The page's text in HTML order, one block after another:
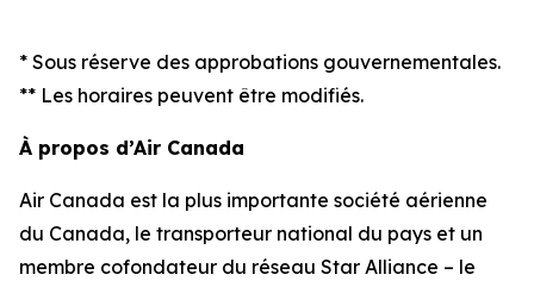
* Sous réserve des approbations gouvernementales.
** Les horaires peuvent être modifiés.
À propos d’Air Canada
Air Canada est la plus importante société aérienne
du Canada, le transporteur national du pays et un
membre cofondateur du réseau Star Alliance – le